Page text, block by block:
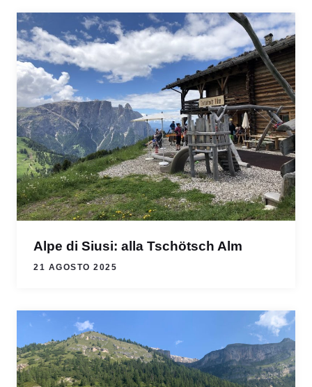
Alpe di Siusi: alla Tschötsch Alm
21 AGOSTO 2025